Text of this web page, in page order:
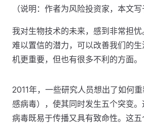
（说明：作者为风险投资家，本文写
我对生物技术的未来，感到非常担
难以置信的潜力，可以改善我们的
机更重要，但也有很多不利的方面。
2011年，一些研究人员想出了如何
感病毒），使其同时发生五个突变
病毒既易于传播又具有致命性。这